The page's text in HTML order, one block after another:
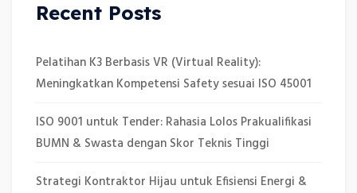
Recent Posts
Pelatihan K3 Berbasis VR (Virtual Reality):
Meningkatkan Kompetensi Safety sesuai ISO 45001
ISO 9001 untuk Tender: Rahasia Lolos Prakualifikasi
BUMN & Swasta dengan Skor Teknis Tinggi
Strategi Kontraktor Hijau untuk Efisiensi Energi &